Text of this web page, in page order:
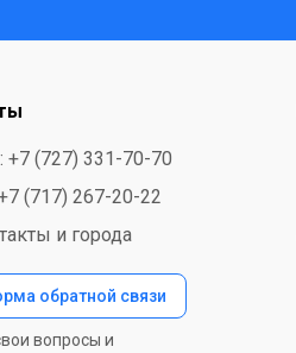
(727) 331-70-70
(717) 267-20-22
и города
обратной связи
вопросы и